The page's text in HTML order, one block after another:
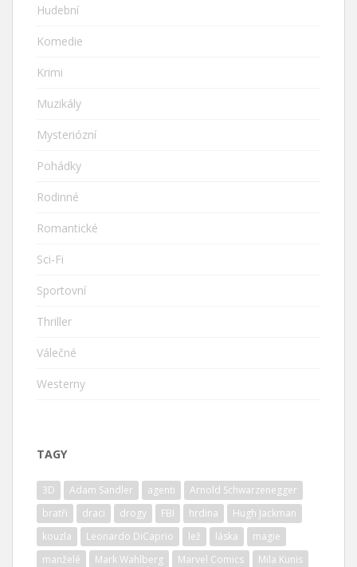
Hudební
Komedie
Krimi
Muzikály
Mysteriózní
Pohádky
Rodinné
Romantické
Sci-Fi
Sportovní
Thriller
Válečné
Westerny
TAGY
3D Adam Sandler agenti
Arnold Schwarzenegger
bratři
draci drogy FBI hrdina
Hugh Jackman
kouzla
Leonardo DiCaprio lež láska
magie
manželé
Mark Wahlberg Marvel Comics Mila Kunis